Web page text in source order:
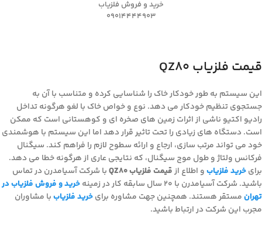
خرید و فروش فلزیاب
09014444903
قیمت فلزیاب QZ80
این سیستم به طور خودکار خاک را شناسایی کرده و متناسب با آن به
جستجوی تنظیم خودکار می دهد. نوع و خواص خاک با لغو هرگونه تداخل
رادیو اکتیو ناشی از اثرات زمین های صخره ای و کوهستانی است که ممکن
است. دستگاه های زیادی را تحت تاثیر قرار دهد اما این سیستم با هوشمندی
خود می تواند مرتب سازی، ارجاع و ارائه سطوح لازم را فراهم کند. سیگنال
فرکانس ولتاژ و طول موج سیگنال، که نتایجی عاری از هرگونه خطا می دهد.
برایخرید فلزیابو اطلاع ازقیمت فلزیاب QZ80
با شرکت آسیامدرن در تماس
باشید. شرکت آسیامدرن با 20 سال سابقه کار در زمینه
خرید و فروش فلزیاب در
تهرانمستقر هستند. همچنین جهت مشاوره برایخرید فلزیاببا مشاوران
مجرب این شرکت در ارتباط باشید.